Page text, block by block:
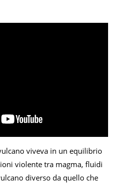
viveva in un equilibrio
violente tra magma, fluidi
diverso da quello che